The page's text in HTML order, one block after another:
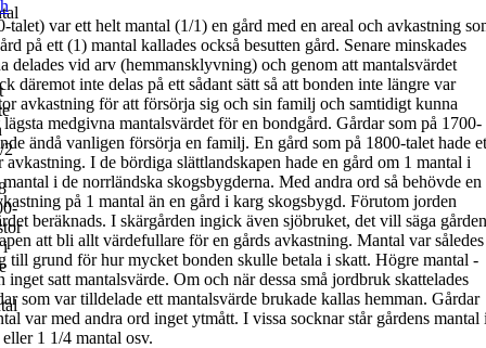
talet) var ett helt mantal (1/1) en gård med en areal och avkastning
på ett (1) mantal kallades också besutten gård. Senare minskades
delades vid arv (hemmansklyvning) och genom att mantalsvärdet
däremot inte delas på ett sådant sätt så att bonden inte längre var
avkastning för att försörja sig och sin familj och samtidigt kunna
medgivna mantalsvärdet för en bondgård. Gårdar som på 1700-
ändå vanligen försörja en familj. En gård som på 1800-talet hade
avkastning. I de bördiga slättlandskapen hade en gård om 1 mantal i
i de norrländska skogsbygderna. Med andra ord så behövde en
på 1 mantal än en gård i karg skogsbygd. Förutom jorden
beräknads. I skärgården ingick även sjöbruket, det vill säga
att bli allt värdefullare för en gårds avkastning. Mantal var således
till grund för hur mycket bonden skulle betala i skatt. Högre mantal -
inget satt mantalsvärde. Om och när dessa små jordbruk skattelades
som var tilldelade ett mantalsvärde brukade kallas hemman. Gårdar
var med andra ord inget ytmått. I vissa socknar står gårdens mantal i
1 1/4 mantal osv.
2
i